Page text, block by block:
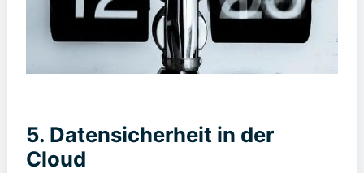
5. Datensicherheit in der
Cloud